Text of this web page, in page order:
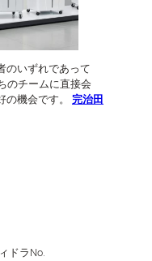
のいずれであって
のチームに直接会
機会です。 完治田
ドラNo.